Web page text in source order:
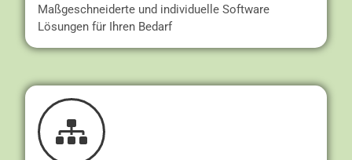
Maßgeschneiderte und individuelle Software
Lösungen für Ihren Bedarf